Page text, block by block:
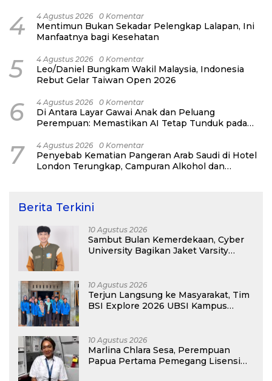
4 4 Agustus 2026 0 Komentar
Mentimun Bukan Sekadar Pelengkap Lalapan, Ini
Manfaatnya bagi Kesehatan
5 4 Agustus 2026 0 Komentar
Leo/Daniel Bungkam Wakil Malaysia, Indonesia
Rebut Gelar Taiwan Open 2026
6 4 Agustus 2026 0 Komentar
Di Antara Layar Gawai Anak dan Peluang
Perempuan: Memastikan AI Tetap Tunduk pada
7 4 Agustus 2026 0 Komentar
Penyebab Kematian Pangeran Arab Saudi di Hotel
London Terungkap, Campuran Alkohol dan
Berita Terkini
10 Agustus 2026
Sambut Bulan Kemerdekaan, Cyber
University Bagikan Jaket Varsity
10 Agustus 2026
Terjun Langsung ke Masyarakat, Tim
BSI Explore 2026 UBSI Kampus
10 Agustus 2026
Marlina Chlara Sesa, Perempuan
Papua Pertama Pemegang Lisensi